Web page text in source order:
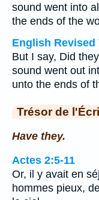
sound went into
the ends of the
English Revised
But I say, Did
sound went out
unto the ends of
Trésor de
Have they.
Actes 2:5-11
Or, il y avait en
hommes pieux,